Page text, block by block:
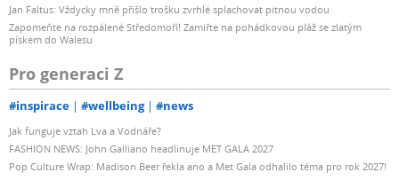
Jan Faltus: Vždycky mně přišlo trošku zvrhlé splachovat pitnou vodou
Zapomeňte na rozpálené Středomoří! Zamiřte na pohádkovou pláž se zlatým
pískem do Walesu
Pro generaci Z
#inspirace #wellbeing #news
Jak funguje vztah Lva a Vodnáře?
FASHION NEWS: John Galliano headlinuje MET GALA 2027
Pop Culture Wrap: Madison Beer řekla ano a Met Gala odhalilo téma pro rok 2027!